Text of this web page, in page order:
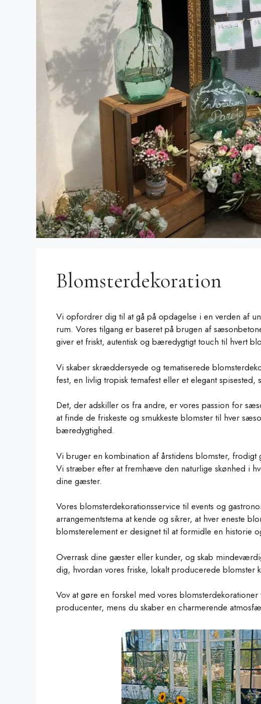
Blomsterdekoration
Vi opfordrer dig til at gå på opdagelse i en verden af
rum. Vores tilgang er baseret på brugen af
giver et friskt, autentisk og bæredygtigt touch til hvert
Vi skaber skræddersyede og tematiserede
fest, en livlig tropisk temafest eller et elegant
Det, der adskiller os fra andre, er vores passion for
at finde de friskeste og smukkeste blomster til hver
bæredygtighed.
Vi bruger en kombination af årstidens blomster, frodigt
Vi stræber efter at fremhæve den naturlige skønhed i
dine gæster.
Vores blomsterdekorationsservice til events og
arrangementstema at kende og sikrer, at hver eneste
blomsterelement er designet til at formidle en historie
Overrask dine gæster eller kunder, og skab
dig, hvordan vores friske, lokalt producerede
Vov at gøre en forskel med vores
producenter, mens du skaber en charmerende